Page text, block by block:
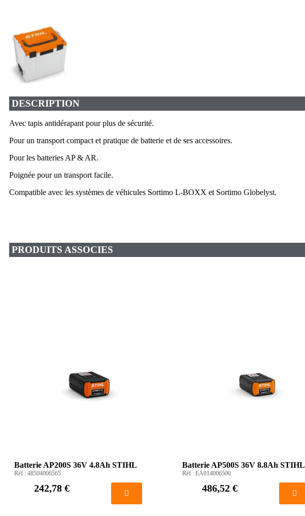
DESCRIPTION
Avec tapis antidérapant pour plus de sécurité.
Pour un transport compact et pratique de batterie et de ses accessoires.
Pour les batteries AP & AR.
Poignée pour un transport facile.
Compatible avec les systèmes de véhicules Sortimo L-BOXX et Sortimo Globelyst.
PRODUITS ASSOCIES
Batterie AP200S 36V 4.8Ah STIHL
Réf : 48504006565
242,78 €
Batterie AP500S 36V 8.8Ah STIHL
Réf : EA014006500
486,52 €